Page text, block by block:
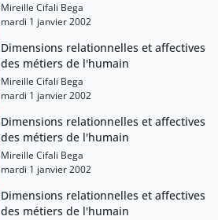
Mireille Cifali Bega
mardi 1 janvier 2002
Dimensions relationnelles et affectives
des métiers de l'humain
Mireille Cifali Bega
mardi 1 janvier 2002
Dimensions relationnelles et affectives
des métiers de l'humain
Mireille Cifali Bega
mardi 1 janvier 2002
Dimensions relationnelles et affectives
des métiers de l'humain